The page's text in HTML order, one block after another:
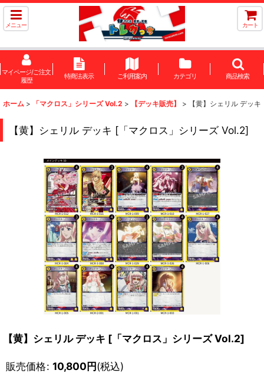
メニュー カート
マイページ/ご注文
履歴
特商法表示 ご利用案内 カテゴリ 商品検索
ホーム > 「マクロス」シリーズ Vol.2 > 【デッキ販売】 > 【黄】シェリル デッキ
【黄】シェリル デッキ [ 「マクロス」シリーズ Vol.2]
【黄】シェリル デッキ [ 「マクロス」シリーズ Vol.2]
販売価格: 10,800円(税込)